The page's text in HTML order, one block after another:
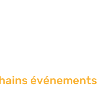
événements